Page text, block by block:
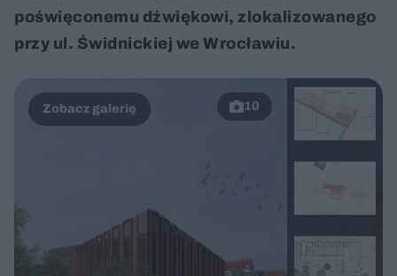
poświęconemu dźwiękowi, zlokalizowanego
przy ul. Świdnickiej we Wrocławiu.
10